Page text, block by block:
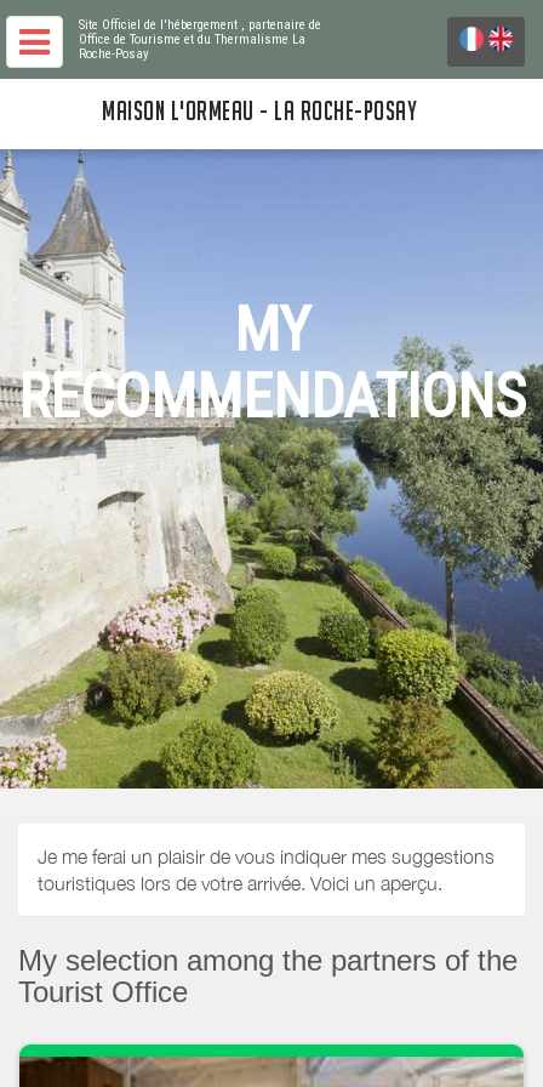
Site Officiel de l'hébergement , partenaire de
Office de Tourisme et du Thermalisme La
Roche-Posay
MAISON L'ORMEAU - LA ROCHE-POSAY
MY
RECOMMENDATIONS
Je me ferai un plaisir de vous indiquer mes suggestions
touristiques lors de votre arrivée. Voici un aperçu.
My selection among the partners of the
Tourist Office